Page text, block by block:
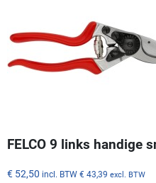
FELCO 9 links handige
€ 52,50 incl. BTW € 43,39 excl. BTW